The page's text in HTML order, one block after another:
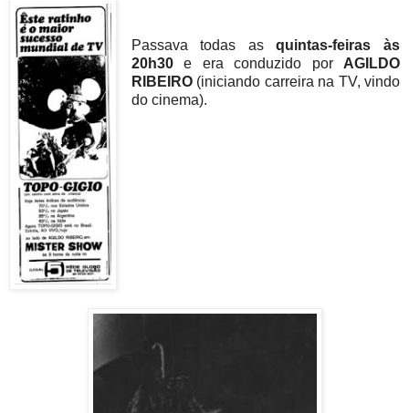
Passava todas asquintas-feiras às
20h30e era conduzido por AGILDO
RIBEIRO(iniciando carreira na TV, vindo
do cinema).